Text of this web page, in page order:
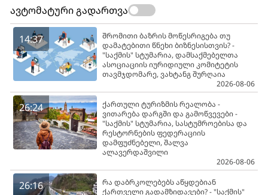
ავტომატური გადართვა
14:37
შრომითი ბაზრის მოწესრიგება თუ
დამატებითი წნეხი ბიზნესისთვის? -
"საქმის" სტუმარია, დამსაქმებელთა
ასოციაციის იურიდიული კომიტეტის
თავმჯდომარე, ვახტანგ შურღაია
2026-08-06
26:24
ქართული ტურიზმის რეალობა -
ვითარება დარგში და გამოწვევები -
"საქმის" სტუმარია, სასტუმროებისა და
რესტორნების ფედერაციის
დამფუძნებელი, შალვა
ალავერდაშვილი
2026-08-06
26:16
რა დაბრკოლებებს აწყდებიან
ქართველი გადამზიდავები? - "საქმის"